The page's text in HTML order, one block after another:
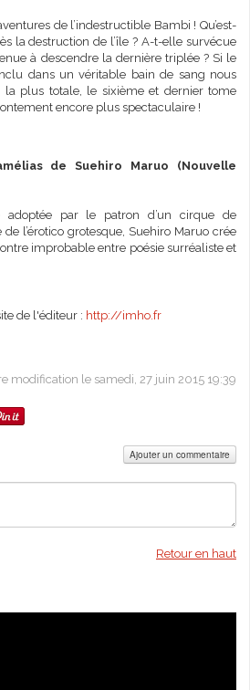
de l’indestructible Bambi ! Qu’est-
la destruction de l’île ? A-t-elle survécue
à descendre la dernière triplée ? Si le
dans un véritable bain de sang nous
la plus totale, le sixième et dernier tome
encore plus spectaculaire !
de Suehiro Maruo (Nouvelle
adoptée par le patron d’un cirque de
l’érotico grotesque, Suehiro Maruo crée
improbable entre poésie surréaliste et
de l'éditeur : http://imho.fr
modification le samedi, 27 juin 2015 19:39
Ajouter un commentaire
Retour en haut